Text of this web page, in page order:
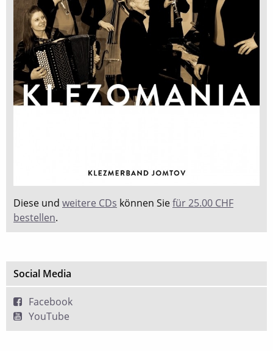
Diese und weitere CDs können Siefür 25.00 CHF
bestellen.
Social Media
Facebook
YouTube